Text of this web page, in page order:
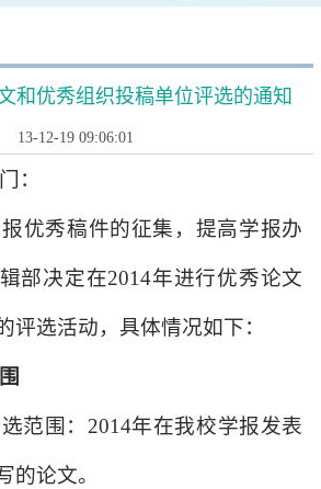
和优秀组织投稿单位评选的通知
13-12-19 09:06:01
：
优秀稿件的征集，提高学报办
部决定在2014年进行优秀论文
评选活动，具体情况如下：
范围：2014年在我校学报发表
的论文。